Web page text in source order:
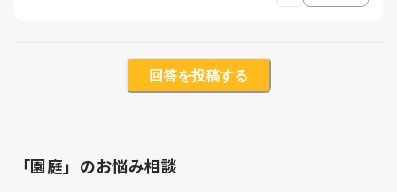
回答を投稿する
「園庭」のお悩み相談